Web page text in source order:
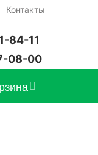
Контакты
84-11
08-00